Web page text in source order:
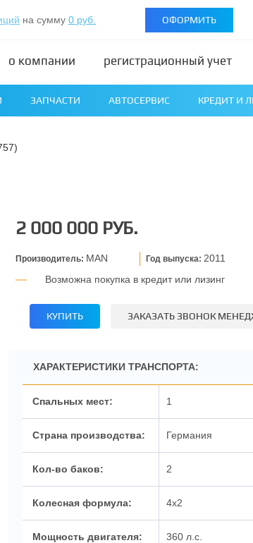
на сумму 0 руб. ОФОРМИТЬ
о компании регистрационный учет
ЗАПЧАСТИ АВТОСЕРВИС КРЕДИТ И
2 000 000 РУБ.
Производитель: MAN Год выпуска:2011
Возможна покупка в кредит или лизинг
КУПИТЬ ЗАКАЗАТЬ ЗВОНОК
ХАРАКТЕРИСТИКИ ТРАНСПОРТА:
1
Германия
2
4x2
360 л.с.